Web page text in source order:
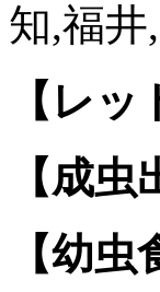
知,福
【レ
【成虫
【幼虫